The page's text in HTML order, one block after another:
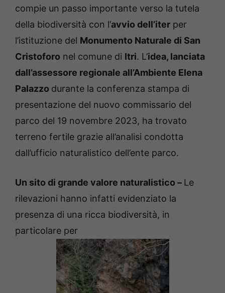
compie un passo importante verso la tutela
della biodiversità con l’avvio dell’iter per
l’istituzione del Monumento Naturale di San
Cristoforo nel comune di Itri. L’idea, lanciata
dall’assessore regionale all’Ambiente Elena
Palazzo durante la conferenza stampa di
presentazione del nuovo commissario del
parco del 19 novembre 2023, ha trovato
terreno fertile grazie all’analisi condotta
dall’ufficio naturalistico dell’ente parco.
Un sito di grande valore naturalistico – Le
rilevazioni hanno infatti evidenziato la
presenza di una ricca biodiversità, in
particolare per